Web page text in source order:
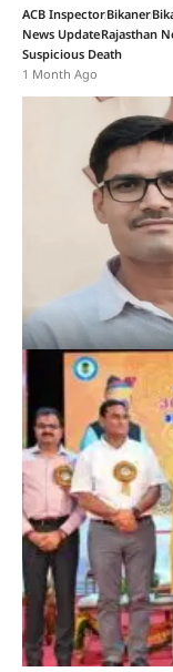
ACB InspectorBikaner
News UpdateRajasthan
Suspicious Death
1 Month Ago